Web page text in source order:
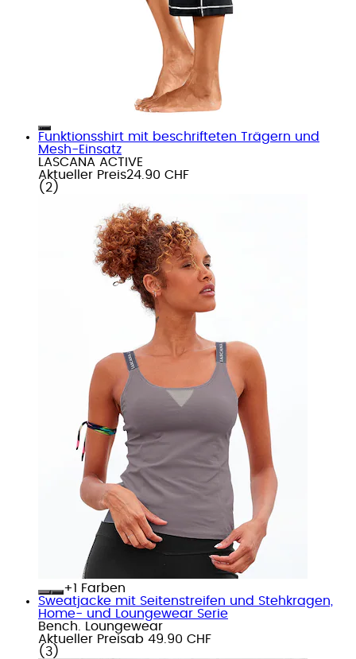
Funktionsshirt mit beschrifteten Trägern und
Mesh-Einsatz
LASCANA ACTIVE
Aktueller Preis24.90 CHF
( 2 )
+
Farben
Sweatjacke mit Seitenstreifen und Stehkragen,
Home- und Loungewear Serie
Bench. Loungewear
Aktueller Preisab 49.90 CHF
( 3 )